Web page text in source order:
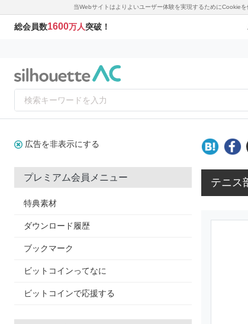
当Webサイトはよりよいユーザー体験を実現するためにCookie
総会員数1600万人突破！
広告を非表示にする
プレミアム会員メニュー
特典素材
ダウンロード履歴
ブックマーク
ビットコインってなに
ビットコインで応援する
テニス